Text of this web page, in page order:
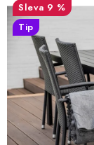
LEHÁTKA
POLSTRY
DOPLŇKY
PERGOLY
9 %
Tip